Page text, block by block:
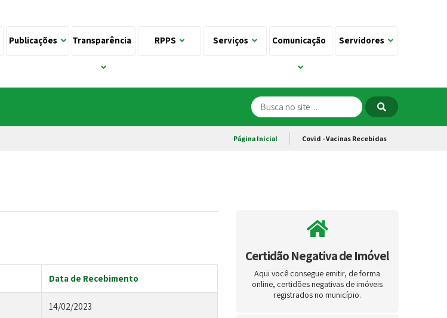
Publicações Transparência RPPS Serviços Comunicação Servidores
Página Inicial Covid - Vacinas Recebidas
Data de Recebimento
14/02/2023
Certidão Negativa de Imóvel
Aqui você consegue emitir, de forma
online, certidões negativas de imóveis
registrados no município.